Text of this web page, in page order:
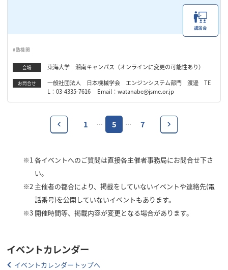
講演会
#熱機関
会場 東海大学 湘南キャンパス（オンラインに変更の可能性あり）
お問合せ
一般社団法人 日本機械学会 エンジンシステム部門 渡邊 TE
L：03-4335-7616 Email：watanabe@jsme.or.jp
1 … 5 … 7
※1 各イベントへのご質問は直接各主催者事務局にお問合せ下さ
い。
※2 主催者の都合により、掲載をしていないイベントや連絡先(電
話番号)を公開していないイベントもあります。
※3 開催時間等、掲載内容が変更となる場合があります。
イベントカレンダー
イベントカレンダートップへ